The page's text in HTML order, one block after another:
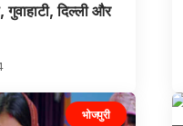
दिल्ली और
भोजपुरी